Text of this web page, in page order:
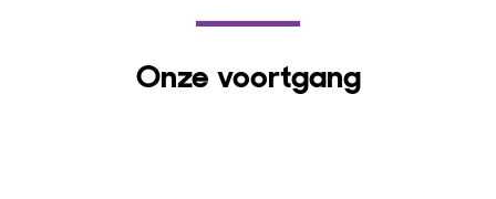
Onze voortgang